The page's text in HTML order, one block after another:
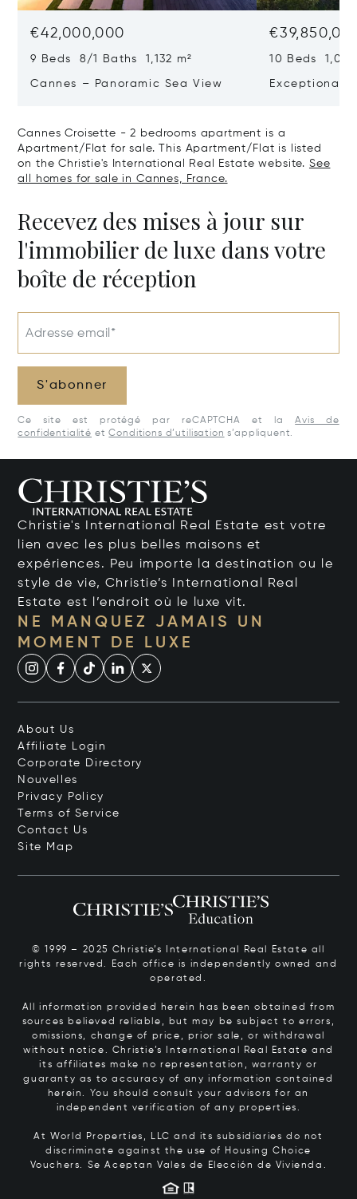
€42,000,000
9 Beds 8/1 Baths 1,132 m²
Cannes – Panoramic Sea View
10 Beds 1,020
Exceptional
Cannes Croisette - 2 bedrooms apartment is a
Apartment/Flat for sale. This Apartment/Flat is listed
on the Christie's International Real Estate website. See
all homes for sale in Cannes, France.
Recevez des mises à jour sur
l'immobilier de luxe dans votre
boîte de réception
Adresse email*
S'abonner
Ce site est protégé par reCAPTCHA et la
Avis de
confidentialité etConditions d’utilisation s’appliquent.
Christie's International Real Estate est votre
lien avec les plus belles maisons et
expériences. Peu importe la destination ou le
style de vie, Christie’s International Real
Estate est l’endroit où le luxe vit.
NE MANQUEZ JAMAIS UN
MOMENT DE LUXE
About Us
Affiliate Login
Corporate Directory
Nouvelles
Privacy Policy
Terms of Service
Contact Us
Site Map
© 1999 – 2025 Christie’s International Real Estate all
rights reserved. Each office is independently owned and
operated.
All information provided herein has been obtained from
sources believed reliable, but may be subject to errors,
omissions, change of price, prior sale, or withdrawal
without notice. Christie’s International Real Estate and
its affiliates make no representation, warranty or
guaranty as to accuracy of any information contained
herein. You should consult your advisors for an
independent verification of any properties.
At World Properties, LLC and its subsidiaries do not
discriminate against the use of Housing Choice
Vouchers. Se Aceptan Vales de Elección de Vivienda.